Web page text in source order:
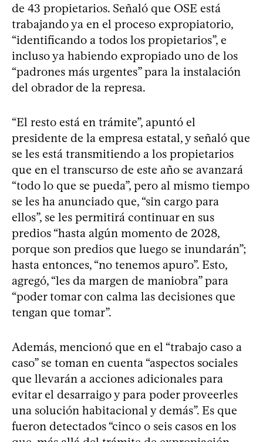
de 43 propietarios. Señaló que OSE está
trabajando ya en el proceso expropiatorio,
“identificando a todos los propietarios”, e
incluso ya habiendo expropiado uno de los
“padrones más urgentes” para la instalación
del obrador de la represa.
“El resto está en trámite”, apuntó el
presidente de la empresa estatal, y señaló que
se les está transmitiendo a los propietarios
que en el transcurso de este año se avanzará
“todo lo que se pueda”, pero al mismo tiempo
se les ha anunciado que, “sin cargo para
ellos”, se les permitirá continuar en sus
predios “hasta algún momento de 2028,
porque son predios que luego se inundarán”;
hasta entonces, “no tenemos apuro”. Esto,
agregó, “les da margen de maniobra” para
“poder tomar con calma las decisiones que
tengan que tomar”.
Además, mencionó que en el “trabajo caso a
caso” se toman en cuenta “aspectos sociales
que llevarán a acciones adicionales para
evitar el desarraigo y para poder proveerles
una solución habitacional y demás”. Es que
fueron detectados “cinco o seis casos en los